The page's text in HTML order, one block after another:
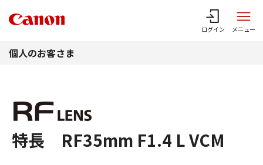
ログイン メニュー
個人のお客さま
特長 RF35mm F1.4 L VCM